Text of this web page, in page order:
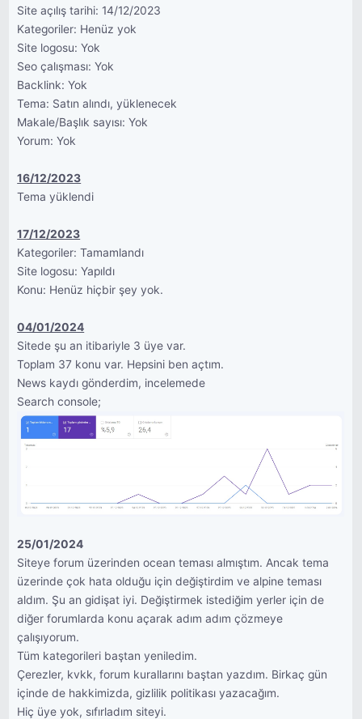
Site açılış tarihi: 14/12/2023
Kategoriler: Henüz yok
Site logosu: Yok
Seo çalışması: Yok
Backlink: Yok
Tema: Satın alındı, yüklenecek
Makale/Başlık sayısı: Yok
Yorum: Yok
16/12/2023
Tema yüklendi
17/12/2023
Kategoriler: Tamamlandı
Site logosu: Yapıldı
Konu: Henüz hiçbir şey yok.
04/01/2024
Sitede şu an itibariyle 3 üye var.
Toplam 37 konu var. Hepsini ben açtım.
News kaydı gönderdim, incelemede
Search console;
25/01/2024
Siteye forum üzerinden ocean teması almıştım. Ancak tema
üzerinde çok hata olduğu için değiştirdim ve alpine teması
aldım. Şu an gidişat iyi. Değiştirmek istediğim yerler için de
diğer forumlarda konu açarak adım adım çözmeye
çalışıyorum.
Tüm kategorileri baştan yeniledim.
Çerezler, kvkk, forum kurallarını baştan yazdım. Birkaç gün
içinde de hakkimizda, gizlilik politikası yazacağım.
Hiç üye yok, sıfırladım siteyi.